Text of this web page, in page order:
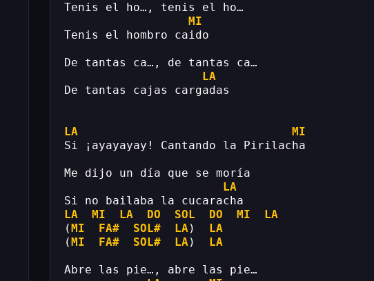
Tenis el ho…, tenis el ho…
MI
Tenis el hombro caido
De tantas ca…, de tantas ca…
LA
De tantas cajas cargadas
LA
MI
Si ¡ayayayay! Cantando la Pirilacha
Me dijo un día que se moría
LA
Si no bailaba la cucaracha
LA
MI LA DO SOL DO MI
LA
(MI FA# SOL# LA) LA
(MI FA# SOL# LA) LA
Abre las pie…, abre las pie…